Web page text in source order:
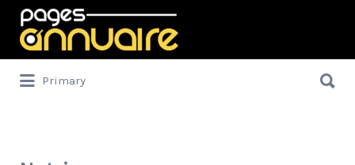
Rechercher:
Primary